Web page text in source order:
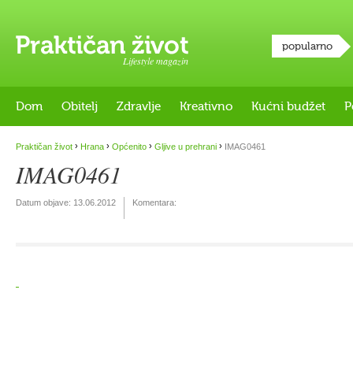
Lifestyle magazin
popularno
Dom Obitelj Zdravlje Kreativno Kućni budžet
Praktičan život › Hrana › Općenito › Gljive u prehrani › IMAG0461
IMAG0461
Datum objave: 13.06.2012 Komentara: